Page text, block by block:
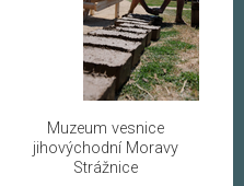
Muzeum vesnice
jihovýchodní Moravy
Strážnice